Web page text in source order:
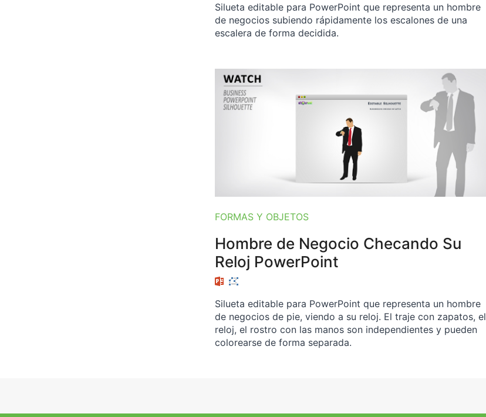
Silueta editable para PowerPoint que representa un hombre
de negocios subiendo rápidamente los escalones de una
escalera de forma decidida.
FORMAS Y OBJETOS
Hombre de Negocio Checando Su
Reloj PowerPoint
Silueta editable para PowerPoint que representa un hombre
de negocios de pie, viendo a su reloj. El traje con zapatos, el
reloj, el rostro con las manos son independientes y pueden
colorearse de forma separada.